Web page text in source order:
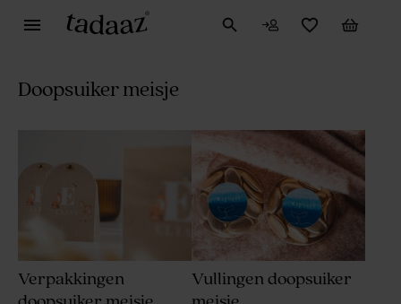
Doopsuiker meisje
Verpakkingen
Vullingen doopsuiker